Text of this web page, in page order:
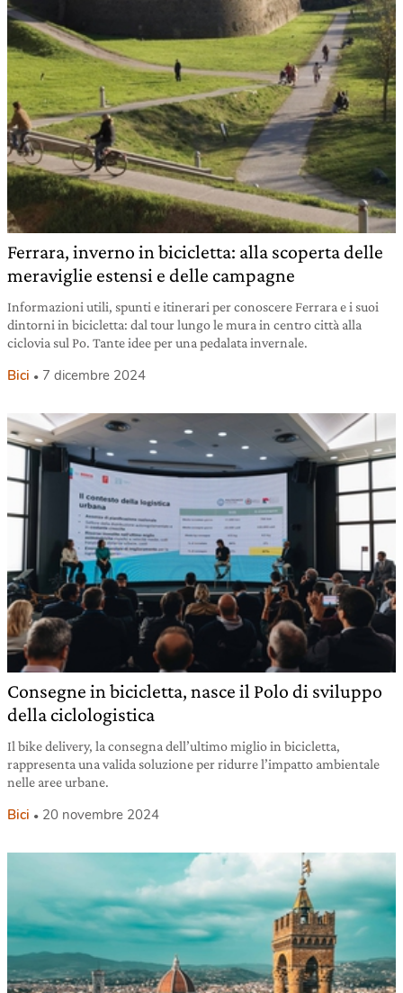
Ferrara, inverno in bicicletta: alla scoperta delle
meraviglie estensi e delle campagne
Informazioni utili, spunti e itinerari per conoscere Ferrara e i suoi
dintorni in bicicletta: dal tour lungo le mura in centro città alla
ciclovia sul Po. Tante idee per una pedalata invernale.
Bici 7 dicembre 2024
Consegne in bicicletta, nasce il Polo di sviluppo
della ciclologistica
Il bike delivery, la consegna dell’ultimo miglio in bicicletta,
rappresenta una valida soluzione per ridurre l’impatto ambientale
nelle aree urbane.
Bici 20 novembre 2024